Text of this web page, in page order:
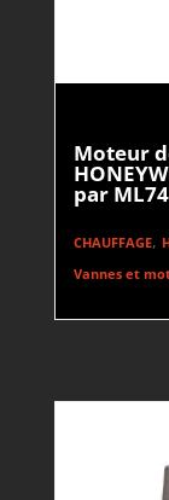
Moteur
par
CHAUFFAGE,
Vannes et